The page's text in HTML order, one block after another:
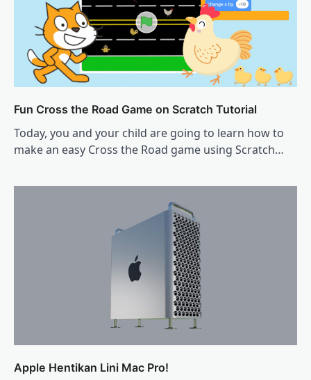
Fun Cross the Road Game on Scratch Tutorial
Today, you and your child are going to learn how to
make an easy Cross the Road game using Scratch…
Apple Hentikan Lini Mac Pro!